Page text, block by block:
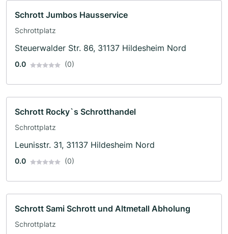
Schrott Jumbos Hausservice
Schrottplatz
Steuerwalder Str. 86, 31137 Hildesheim Nord
0.0 (0)
Schrott Rocky`s Schrotthandel
Schrottplatz
Leunisstr. 31, 31137 Hildesheim Nord
0.0 (0)
Schrott Sami Schrott und Altmetall Abholung
Schrottplatz